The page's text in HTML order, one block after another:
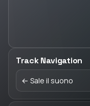
Track Navigation
← Sale il suono